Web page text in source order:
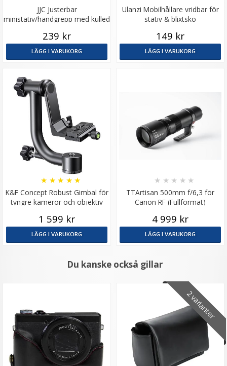
JJC Justerbar
ministativ/handgrepp med kulled
239 kr
LÄGG I VARUKORG
Ulanzi Mobilhållare vridbar för
stativ & blixtsko
149 kr
LÄGG I VARUKORG
K&F Concept Robust Gimbal för
tyngre kameror och objektiv
★ ★ ★ ★ ★
1 599 kr
LÄGG I VARUKORG
TTArtisan 500mm f/6,3 för
Canon RF (Fullformat)
★ ★ ★ ★ ★
4 999 kr
LÄGG I VARUKORG
Du kanske också gillar
2 varianter